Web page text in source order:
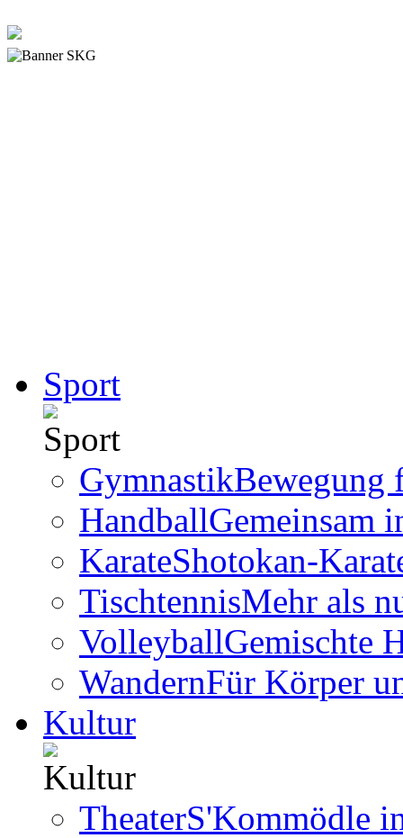
Sport
GymnastikBewegung
HandballGemeinsam
KarateShotokan-
TischtennisMehr als
VolleyballGemischte
WandernFür Körper
Kultur
TheaterS'Kommödle